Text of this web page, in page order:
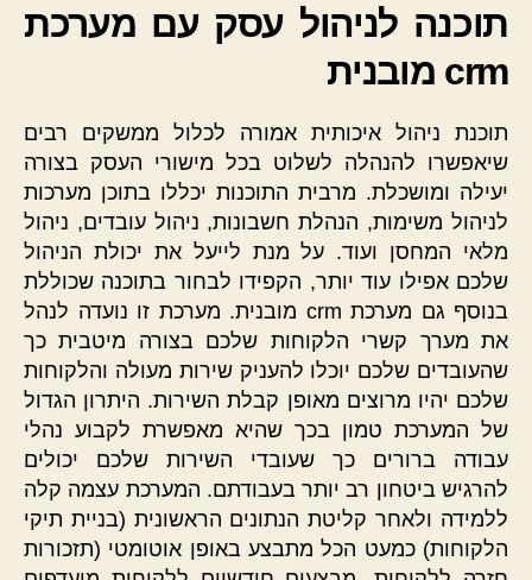
תוכנה לניהול עסק עם מערכת
crm מובנית
תוכנת ניהול איכותית אמורה לכלול ממשקים רבים
שיאפשרו להנהלה לשלוט בכל מישורי העסק בצורה
יעילה ומושכלת. מרבית התוכנות יכללו בתוכן מערכות
לניהול משימות, הנהלת חשבונות, ניהול עובדים, ניהול
מלאי המחסן ועוד. על מנת לייעל את יכולת הניהול
שלכם אפילו עוד יותר, הקפידו לבחור בתוכנה שכוללת
בנוסף גם מערכת crm מובנית. מערכת זו נועדה לנהל
את מערך קשרי הלקוחות שלכם בצורה מיטבית כך
שהעובדים שלכם יוכלו להעניק שירות מעולה והלקוחות
שלכם יהיו מרוצים מאופן קבלת השירות. היתרון הגדול
של המערכת טמון בכך שהיא מאפשרת לקבוע נהלי
עבודה ברורים כך שעובדי השירות שלכם יכולים
להרגיש ביטחון רב יותר בעבודתם. המערכת עצמה קלה
ללמידה ולאחר קליטת הנתונים הראשונית (בניית תיקי
הלקוחות) כמעט הכל מתבצע באופן אוטומטי (תזכורות